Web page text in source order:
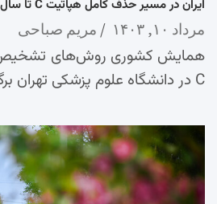
ایران در مسیر حذف کامل هپاتیت C تا سال 1410
مرداد ۱۰, ۱۴۰۳ مریم صباحی
C در دانشگاه علوم پزشکی تهران برگزار…